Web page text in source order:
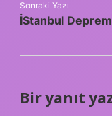
Sonraki Yazı
İStanbul
Bir yanıt